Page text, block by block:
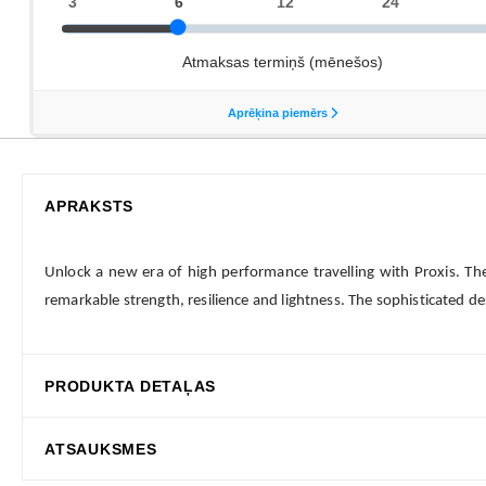
APRAKSTS
Unlock a new era of high performance travelling with Proxis.
remarkable strength, resilience and lightness. The sophisticated
PRODUKTA DETAĻAS
ATSAUKSMES